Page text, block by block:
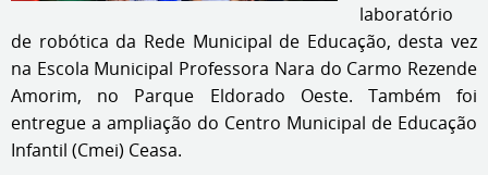
laboratório
de robótica da Rede Municipal de Educação, desta vez
na Escola Municipal Professora Nara do Carmo Rezende
Amorim, no Parque Eldorado Oeste. Também foi
entregue a ampliação do Centro Municipal de Educação
Infantil (Cmei) Ceasa.